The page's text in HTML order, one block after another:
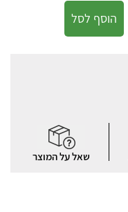
הוסף לסל
שאל על המוצר